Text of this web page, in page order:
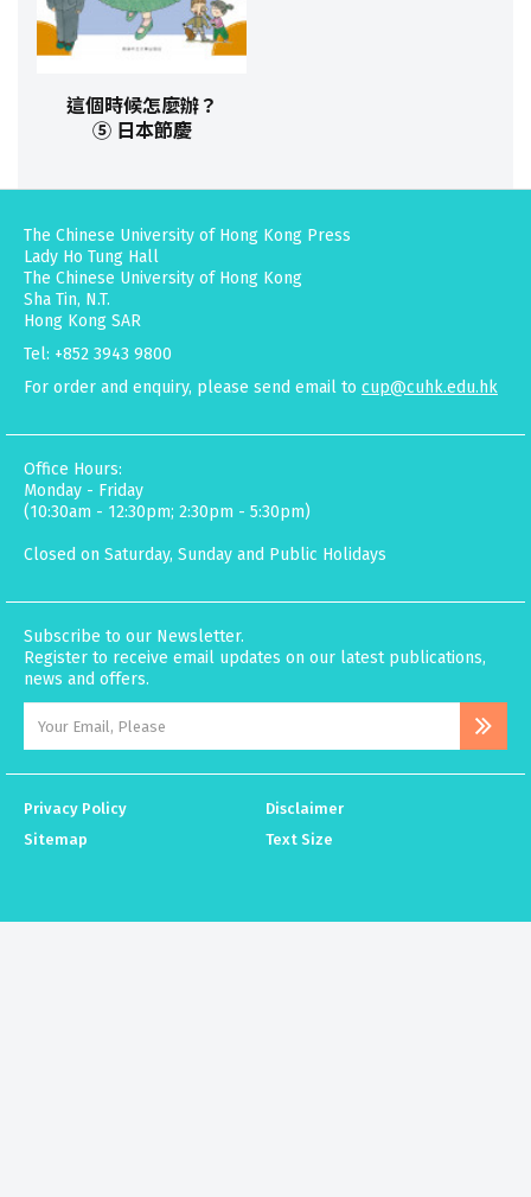
這個時候怎麼辦？
⑤ 日本節慶
The Chinese University of Hong Kong Press
Lady Ho Tung Hall
The Chinese University of Hong Kong
Sha Tin, N.T.
Hong Kong SAR
Tel: +852 3943 9800
For order and enquiry, please send email to cup@cuhk.edu.hk
Office Hours:
Monday - Friday
(10:30am - 12:30pm; 2:30pm - 5:30pm)
Closed on Saturday, Sunday and Public Holidays
Subscribe to our Newsletter.
Register to receive email updates on our latest publications,
news and offers.
Privacy Policy
Disclaimer
Sitemap
Text Size